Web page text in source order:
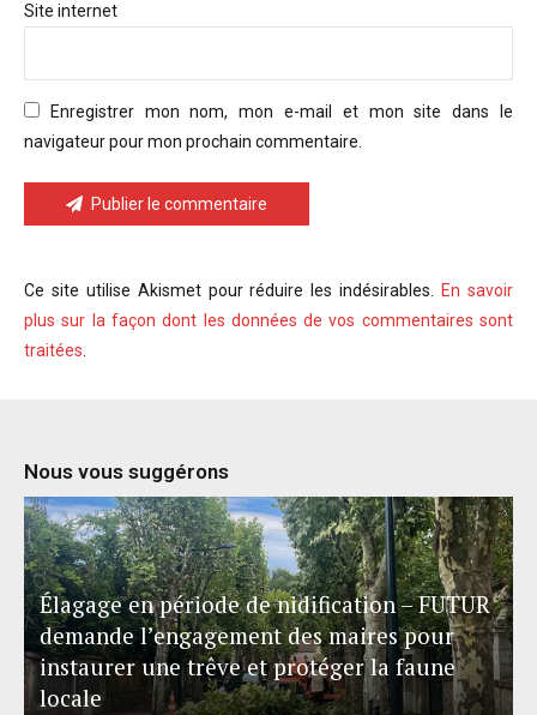
Site internet
Enregistrer mon nom, mon e-mail et mon site dans le
navigateur pour mon prochain commentaire.
Publier le commentaire
Ce site utilise Akismet pour réduire les indésirables.
En savoir
plus sur la façon dont les données de vos commentaires sont
traitées
Nous vous suggérons
Élagage en période de nidification – FUTUR
demande l’engagement des maires pour
instaurer une trêve et protéger la faune
locale